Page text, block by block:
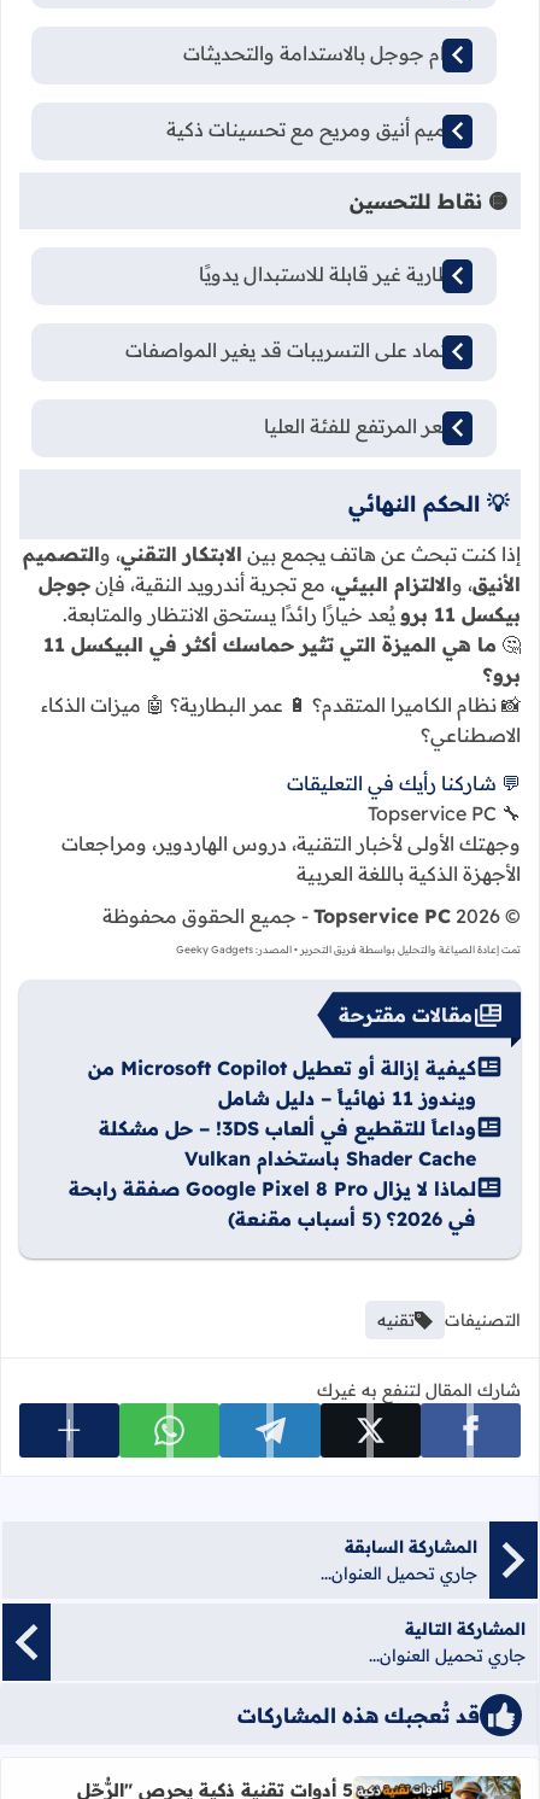
التزام جوجل بالاستدامة والتحديثات
تصميم أنيق ومريح مع تحسينات ذكية
🟡 نقاط للتحسين
البطارية غير قابلة للاستبدال يدويًا
الاعتماد على التسريبات قد يغير المواصفات
السعر المرتفع للفئة العليا
💡 الحكم النهائي
إذا كنت تبحث عن هاتف يجمع بين الابتكار التقني، والتصميم
الأنيق، والالتزام البيئي، مع تجربة أندرويد النقية، فإن جوجل
بيكسل 11 برو
يُعد خيارًا رائدًا يستحق الانتظار والمتابعة.
🤔
ما هي الميزة التي تثير حماسك أكثر في البيكسل 11
برو؟
📸 نظام الكاميرا المتقدم؟ 🔋 عمر البطارية؟ 🤖 ميزات الذكاء
الاصطناعي؟
💬 شاركنا رأيك في التعليقات
🔧 Topservice
PC
وجهتك الأولى لأخبار التقنية، دروس الهاردوير، ومراجعات
الأجهزة الذكية باللغة العربية
© 2026
Topservice PC - جميع الحقوق محفوظة
تمت إعادة الصياغة والتحليل بواسطة فريق التحرير • المصدر: Geeky Gadgets
مقالات مقترحة
كيفية إزالة أو تعطيل Microsoft Copilot من
ويندوز 11 نهائياً – دليل شامل
وداعاً للتقطيع في ألعاب 3DS! – حل مشكلة
Shader Cache باستخدام Vulkan
لماذا لا يزال Google Pixel 8 Pro صفقة رابحة
في 2026؟ (5 أسباب مقنعة)
التصنيفات تقنيه
شارك المقال لتنفع به غيرك
شارك على facebook شارك على x شارك على telegram شارك على whatsapp عرض
المشاركة السابقة
جاري تحميل العنوان...
المشاركة التالية
جاري تحميل العنوان...
قد تُعجبك هذه المشاركات
5 أدوات تقنية ذكية يحرص "الرُّحّل